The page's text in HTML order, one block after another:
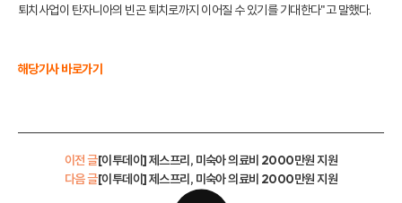
퇴치사업이 탄자니아의 빈곤 퇴치로까지 이어질 수 있기를 기대한다"고 말했다.
해당기사 바로가기
이전 글[이투데이] 제스프리, 미숙아 의료비 2000만원 지원
[이투데이] 제스프리, 미숙아 의료비 2000만원 지원
다음 글